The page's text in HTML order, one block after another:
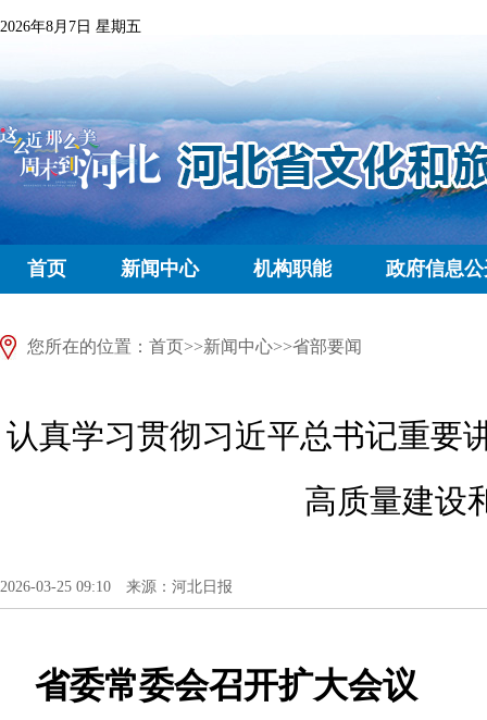
2026年8月7日 星期五
首页 新闻中心 机构职能 政府信息
您所在的位置： 首页>>新闻中心>>省部要闻
认真学习贯彻习近平总书记重要
高质量建设
2026-03-25 09:10 来源：河北日报
省委常委会召开扩大会议